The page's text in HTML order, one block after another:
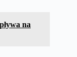
na